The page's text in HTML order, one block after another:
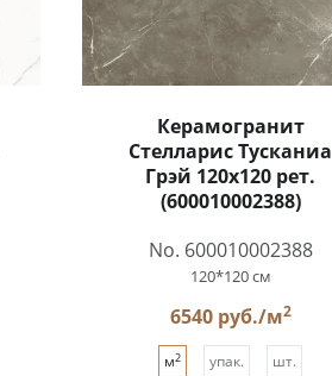
Керамогранит
Стелларис Тусканиа
Грэй 120x120 рет.
(600010002388)
No. 600010002388
120*120 см
6540 руб./м2
м2 упак. шт.